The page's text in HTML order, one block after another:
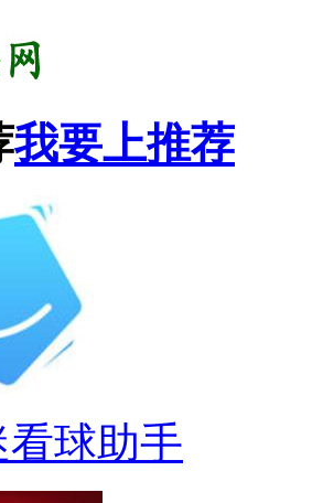
我要上推荐
球助手